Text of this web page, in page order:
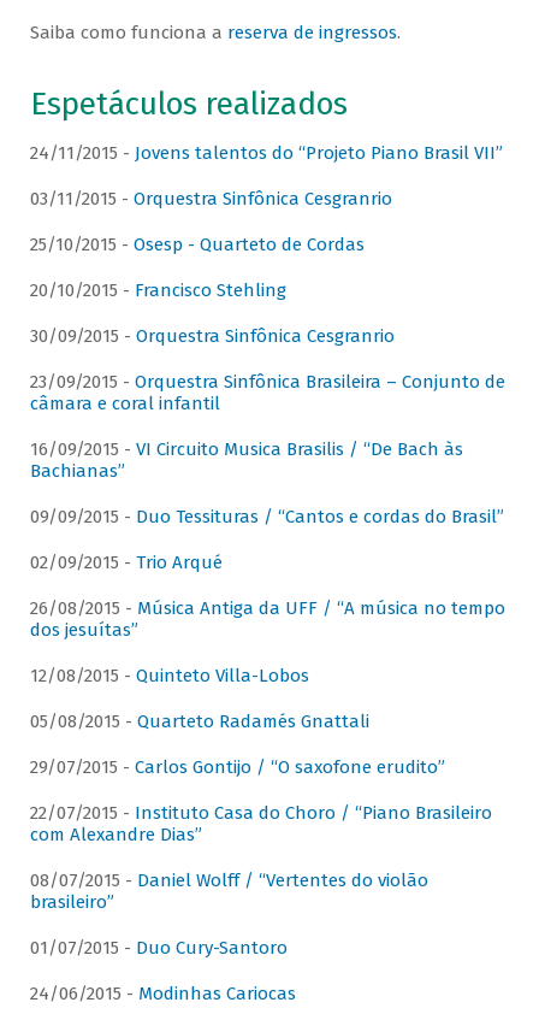
Saiba como funciona a reserva de ingressos.
Espetáculos realizados
24/11/2015 - Jovens talentos do “Projeto Piano Brasil VII”
03/11/2015 - Orquestra Sinfônica Cesgranrio
25/10/2015 - Osesp - Quarteto de Cordas
20/10/2015 - Francisco Stehling
30/09/2015 - Orquestra Sinfônica Cesgranrio
23/09/2015 - Orquestra Sinfônica Brasileira – Conjunto de
câmara e coral infantil
16/09/2015 - VI Circuito Musica Brasilis / “De Bach às
Bachianas”
09/09/2015 - Duo Tessituras / “Cantos e cordas do Brasil”
02/09/2015 - Trio Arqué
26/08/2015 - Música Antiga da UFF / “A música no tempo
dos jesuítas”
12/08/2015 - Quinteto Villa-Lobos
05/08/2015 - Quarteto Radamés Gnattali
29/07/2015 - Carlos Gontijo / “O saxofone erudito”
22/07/2015 - Instituto Casa do Choro / “Piano Brasileiro
com Alexandre Dias”
08/07/2015 - Daniel Wolff / “Vertentes do violão
brasileiro”
01/07/2015 - Duo Cury-Santoro
24/06/2015 - Modinhas Cariocas